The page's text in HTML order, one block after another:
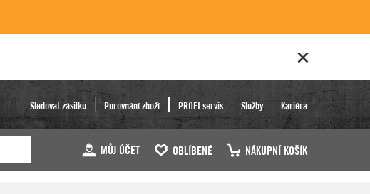
Sledovat zásilku Porovnání zboží PROFI servis Služby Kariéra
MŮJ ÚČET OBLÍBENÉ NÁKUPNÍ KOŠÍK